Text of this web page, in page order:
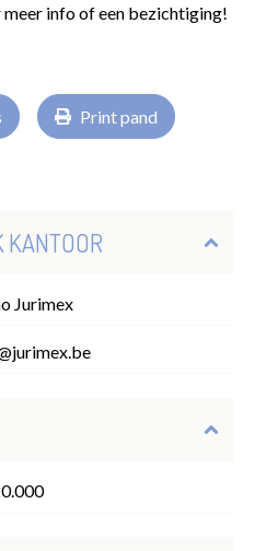
info of een bezichtiging!
Print pand
Jurimex